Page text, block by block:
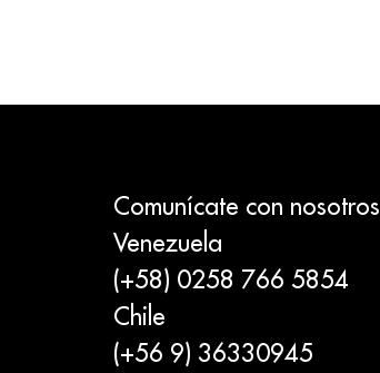
Comunícate con nosotros
Venezuela
(+58) 0258 766 5854
Chile
(+56 9) 36330945